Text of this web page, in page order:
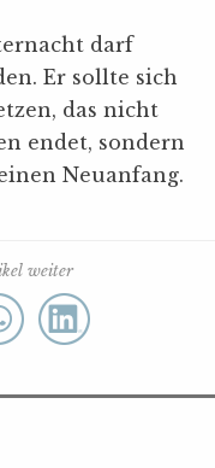
darf
Er sollte sich
das nicht
endet, sondern
Neuanfang.
weiter